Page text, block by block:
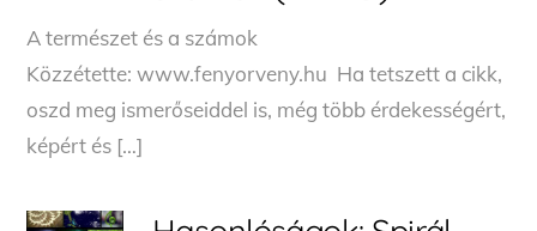
A természet és a számok
Közzétette: www.fenyorveny.hu Ha tetszett a cikk,
oszd meg ismerőseiddel is, még több érdekességért,
képért és […]